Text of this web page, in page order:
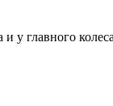
у главного